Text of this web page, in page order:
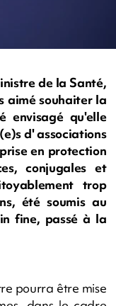
de la Santé,
aimé souhaiter la
envisagé qu'elle
d' associations
en protection
conjugales et
trop
été soumis au
fine, passé à la
pourra être mise